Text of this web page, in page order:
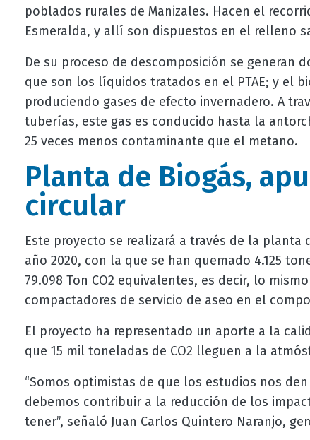
poblados rurales de Manizales. Hacen el
Esmeralda, y allí son dispuestos en el relleno
De su proceso de descomposición se generan
que son los líquidos tratados en el PTAE; y el
produciendo gases de efecto invernadero. A
tuberías, este gas es conducido hasta la
25 veces menos contaminante que el metano.
Planta de Biogás,
circular
Este proyecto se realizará a través de la
año 2020, con la que se han quemado 4.125
79.098 Ton CO2 equivalentes, es decir, lo
compactadores de servicio de aseo en el
El proyecto ha representado un aporte a la
que 15 mil toneladas de CO2 lleguen a la
“Somos optimistas de que los estudios nos
debemos contribuir a la reducción de los
tener”, señaló Juan Carlos Quintero Naranjo,